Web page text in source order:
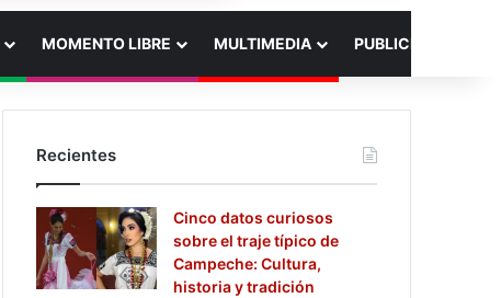
MOMENTO LIBRE MULTIMEDIA PUBLICIDAD
Recientes
Cinco datos curiosos
sobre el traje típico de
Campeche: Cultura,
historia y tradición